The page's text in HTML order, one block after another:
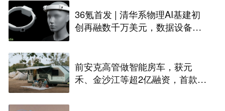
36氪首发 | 清华系物理AI基建初
创再融数千万美元，数据设备进
前安克高管做智能房车，获元
禾、金沙江等超2亿融资，首款产